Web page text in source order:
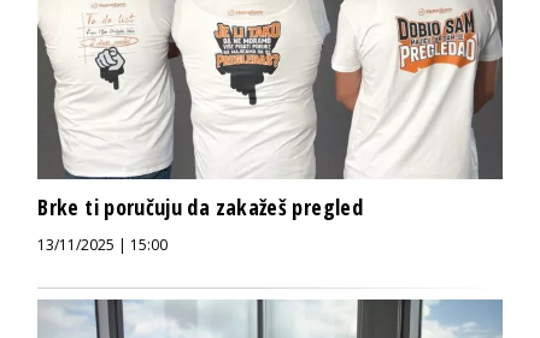
Brke ti poručuju da zakažeš pregled
13/11/2025 | 15:00